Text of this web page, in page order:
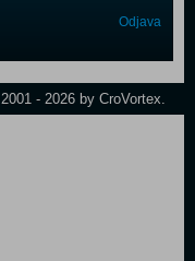
Odjava
- 2026 by CroVortex.